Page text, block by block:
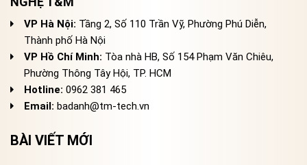
VP Hà Nội: Tầng 2, Số 110 Trần Vỹ, Phường Phú Diễn,
Thành phố Hà Nội
VP Hồ Chí Minh: Tòa nhà HB, Số 154 Phạm Văn Chiêu,
Phường Thông Tây Hội, TP. HCM
Hotline: 0962 381 465
Email: badanh@tm-tech.vn
BÀI VIẾT MỚI